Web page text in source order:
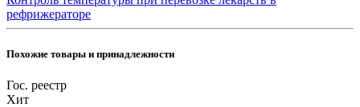
рефрижераторе
Похожие товары и принадлежности
Гос. реестр
Хит